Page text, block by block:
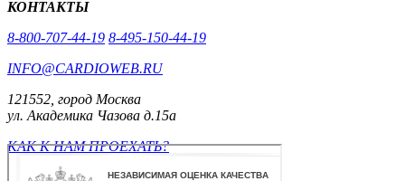
КОНТАКТЫ
8-800-707-44-19 8-495-150-44-19
INFO@CARDIOWEB.RU
121552, город Москва
ул. Академика Чазова д.15а
КАК К НАМ ПРОЕХАТЬ?